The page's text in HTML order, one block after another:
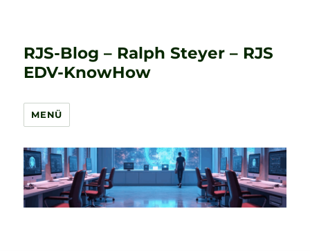
RJS-Blog – Ralph Steyer – RJS
EDV-KnowHow
MENÜ